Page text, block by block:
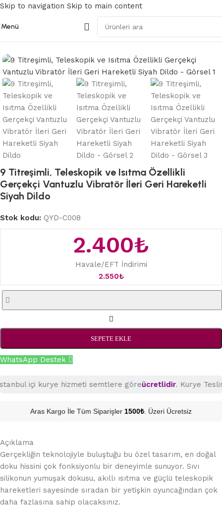
Skip to navigation Skip to main content
Menü
Gerçekçi Vibratörler
9 Titreşimli, Teleskopik ve Isıtma Özellikli
Gerçekçi Vantuzlu Vibratör İleri Geri Hareketli
Siyah Dildo
Stok kodu: QYD-C008
2.400₺
Havale/EFT İndirimi
2.550₺
SEPETE EKLE
WhatsApp Destek
içi kurye hizmeti semtlere göreücretlidir. Kurye
Aras Kargo İle Tüm Siparişler 1500₺ . Üzeri Ücretsiz
Açıklama
Gerçekliğin teknolojiyle buluştuğu bu özel tasarım, en doğal
doku hissini çok fonksiyonlu bir deneyimle sunuyor. Sıvı
silikonun yumuşak dokusu, akıllı ısıtma ve güçlü teleskopik
hareketleri sayesinde sıradan bir yetişkin oyuncağından çok
daha fazlasına sahip olacaksınız.